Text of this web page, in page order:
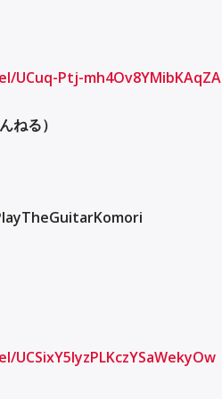
Ptj-mh4Ov8YMibKAqZA
ねる）